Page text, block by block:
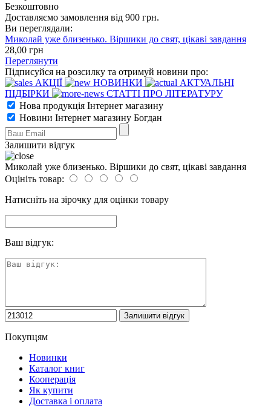
Безкоштовно
Доставляємо замовлення від 900 грн.
Ви переглядали:
Миколай уже близенько. Віршики до свят, цікаві завдання
28,00 грн
Переглянути
Підписуйся на розсилку та отримуй новини про:
АКЦІЇ
НОВИНКИ
АКТУАЛЬНІ
ПІДБІРКИ
СТАТТІ ПРО ЛІТЕРАТУРУ
Нова продукція Інтернет магазину
Новини Інтернет магазину Богдан
Залишити відгук
Миколай уже близенько. Віршики до свят, цікаві завдання
Оцініть товар:
Натисніть на зірочку для оцінки товару
Ваш відгук:
Покупцям
Новинки
Каталог книг
Кооперація
Як купити
Доставка і оплата